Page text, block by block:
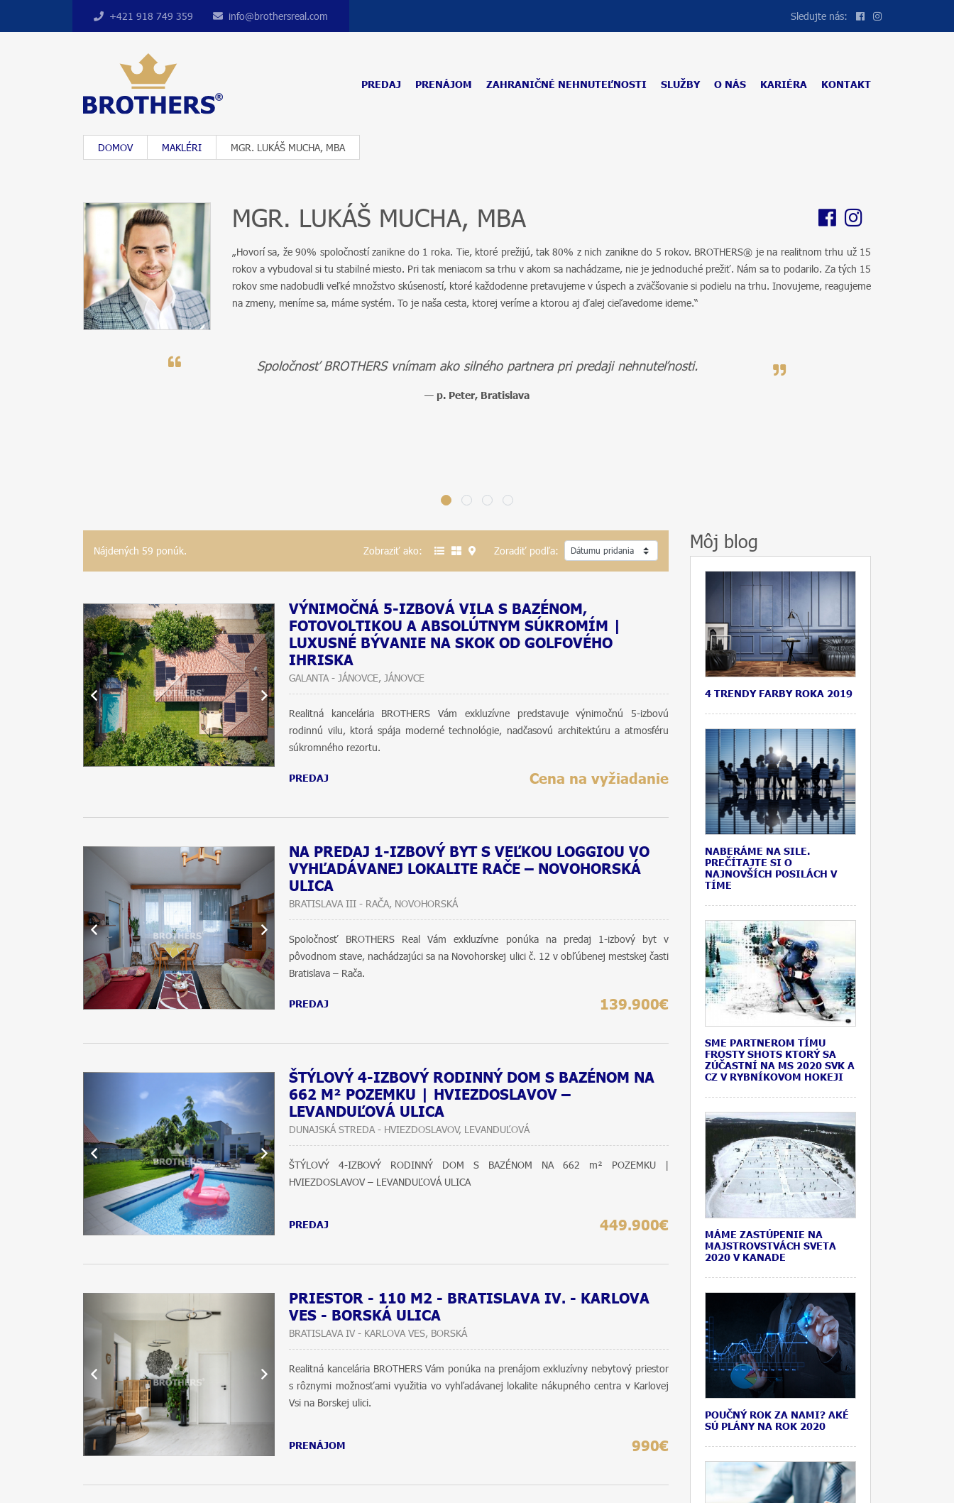
+421 918 749 359 info@brothersreal.com Sledujte nás:
PREDAJ PRENÁJOM ZAHRANIČNÉ NEHNUTEĽNOSTI SLUŽBY O NÁS KARIÉRA KONTAKT
DOMOV MAKLÉRI MGR. LUKÁŠ MUCHA, MBA
MGR. LUKÁŠ MUCHA, MBA
„Hovorí sa, že 90% spoločností zanikne do 1 roka. Tie, ktoré prežijú, tak 80% z nich zanikne do 5 rokov. BROTHERS® je na realitnom trhu už 15
rokov a vybudoval si tu stabilné miesto. Pri tak meniacom sa trhu v akom sa nachádzame, nie je jednoduché prežiť. Nám sa to podarilo. Za tých 15
rokov sme nadobudli veľké množstvo skúseností, ktoré každodenne pretavujeme v úspech a zväčšovanie si podielu na trhu. Inovujeme, reagujeme
na zmeny, meníme sa, máme systém. To je naša cesta, ktorej veríme a ktorou aj ďalej cieľavedome ideme.“
Spoločnosť BROTHERS vnímam ako silného partnera pri predaji nehnuteľnosti.
— p. Peter, Bratislava
Nájdených 59 ponúk. Zobraziť ako: Zoradiť podľa:
VÝNIMOČNÁ 5-IZBOVÁ VILA S BAZÉNOM,
FOTOVOLTIKOU A ABSOLÚTNYM SÚKROMÍM |
LUXUSNÉ BÝVANIE NA SKOK OD GOLFOVÉHO
IHRISKA
GALANTA - JÁNOVCE, JÁNOVCE
Realitná kancelária BROTHERS Vám exkluzívne predstavuje výnimočnú 5-izbovú
rodinnú vilu, ktorá spája moderné technológie, nadčasovú architektúru a atmosféru
súkromného rezortu.
PREDAJ Cena na vyžiadanie
NA PREDAJ 1-IZBOVÝ BYT S VEĽKOU LOGGIOU VO
VYHĽADÁVANEJ LOKALITE RAČE – NOVOHORSKÁ
ULICA
BRATISLAVA III - RAČA, NOVOHORSKÁ
Spoločnosť BROTHERS Real Vám exkluzívne ponúka na predaj 1-izbový byt v
pôvodnom stave, nachádzajúci sa na Novohorskej ulici č. 12 v obľúbenej mestskej časti
Bratislava – Rača.
PREDAJ 139.900€
ŠTÝLOVÝ 4-IZBOVÝ RODINNÝ DOM S BAZÉNOM NA
662 M² POZEMKU | HVIEZDOSLAVOV –
LEVANDUĽOVÁ ULICA
DUNAJSKÁ STREDA - HVIEZDOSLAVOV, LEVANDUĽOVÁ
ŠTÝLOVÝ 4-IZBOVÝ RODINNÝ DOM S BAZÉNOM NA 662 m² POZEMKU |
HVIEZDOSLAVOV – LEVANDUĽOVÁ ULICA
PREDAJ 449.900€
PRIESTOR - 110 M2 - BRATISLAVA IV. - KARLOVA
VES - BORSKÁ ULICA
BRATISLAVA IV - KARLOVA VES, BORSKÁ
Realitná kancelária BROTHERS Vám ponúka na prenájom exkluzívny nebytový priestor
s rôznymi možnosťami využitia vo vyhľadávanej lokalite nákupného centra v Karlovej
Vsi na Borskej ulici.
PRENÁJOM 990€
Môj blog
4 TRENDY FARBY ROKA 2019
NABERÁME NA SILE.
PREČÍTAJTE SI O
NAJNOVŠÍCH POSILÁCH V
TÍME
SME PARTNEROM TÍMU
FROSTY SHOTS KTORÝ SA
ZÚČASTNÍ NA MS 2020 SVK A
CZ V RYBNÍKOVOM HOKEJI
MÁME ZASTÚPENIE NA
MAJSTROVSTVÁCH SVETA
2020 V KANADE
POUČNÝ ROK ZA NAMI? AKÉ
SÚ PLÁNY NA ROK 2020